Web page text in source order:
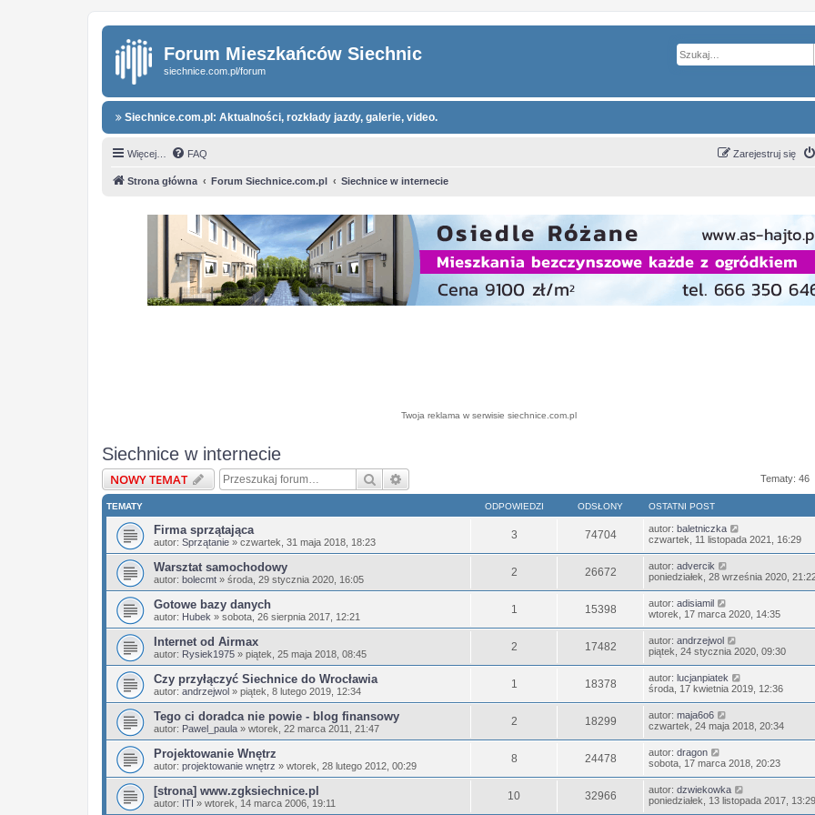
Forum Mieszkańców Siechnic
siechnice.com.pl/forum
Siechnice.com.pl: Aktualności, rozkłady jazdy, galerie, video.
Więcej… FAQ Zarejestruj się
Strona główna Forum Siechnice.com.pl Siechnice w internecie
Twoja reklama w serwisie siechnice.com.pl
Siechnice w internecie
NOWY TEMAT Szukaj Tematy: 46
TEMATY ODPOWIEDZI ODSŁONY OSTATNI POST
Firma sprzątająca
autor: Sprzątanie » czwartek, 31 maja 2018, 18:23
3 74704 autor: baletniczka
czwartek, 11 listopada 2021, 16:29
Warsztat samochodowy
autor: bolecmt » środa, 29 stycznia 2020, 16:05
2 26672 autor: advercik
poniedziałek, 28 września 2020,
Gotowe bazy danych
autor: Hubek » sobota, 26 sierpnia 2017, 12:21
1 15398 autor: adisiamil
wtorek, 17 marca 2020, 14:35
Internet od Airmax
autor: Rysiek1975 » piątek, 25 maja 2018, 08:45
2 17482 autor: andrzejwol
piątek, 24 stycznia 2020, 09:30
Czy przyłączyć Siechnice do Wrocławia
autor: andrzejwol » piątek, 8 lutego 2019, 12:34
1 18378 autor: lucjanpiatek
środa, 17 kwietnia 2019, 12:36
Tego ci doradca nie powie - blog finansowy
autor: Pawel_paula » wtorek, 22 marca 2011, 21:47
2 18299 autor: maja6o6
czwartek, 24 maja 2018, 20:34
Projektowanie Wnętrz
autor: projektowanie wnętrz » wtorek, 28 lutego 2012, 00:29
8 24478 autor: dragon
sobota, 17 marca 2018, 20:23
[strona] www.zgksiechnice.pl
autor: ITI » wtorek, 14 marca 2006, 19:11
10 32966 autor: dzwiekowka
poniedziałek, 13 listopada 2017, 13:29